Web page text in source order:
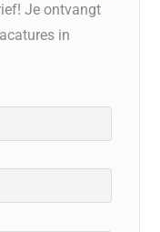
Je ontvangt
in